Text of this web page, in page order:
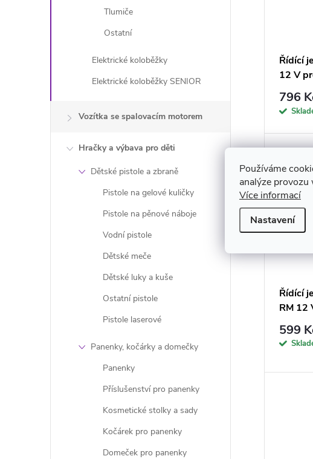
Používáme
analýze provozu
Více informací
Nastavení
Tlumiče
Ostatní
Elektrické koloběžky
Elektrické koloběžky SENIOR
Vozítka se spalovacím motorem
Hračky a výbava pro děti
Dětské pistole a zbraně
Pistole na gelové kuličky
Pistole na pěnové náboje
Vodní pistole
Dětské meče
Dětské luky a kuše
Ostatní pistole
Pistole laserové
Panenky, kočárky a domečky
Panenky
Příslušenství pro panenky
Kosmetické stolky a sady
Kočárek pro panenky
Domeček pro panenky
Řídící
12 V
EQG
796
Řídící
RM 12
599